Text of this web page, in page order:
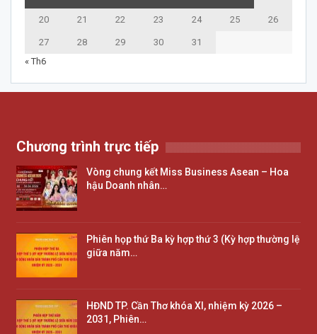
20 21 22 23 24 25 26
27 28 29 30
31
« Th6
Chương trình trực tiếp
Vòng chung kết Miss Business Asean – Hoa
hậu Doanh nhân…
Phiên họp thứ Ba kỳ hợp thứ 3 (Kỳ hợp thường lệ
giữa năm…
HĐND TP. Cần Thơ khóa XI, nhiệm kỳ 2026 –
2031, Phiên…